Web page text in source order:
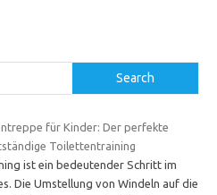
Search
für Kinder: Der perfekte
Toilettentraining
ist ein bedeutender Schritt im
Die Umstellung von Windeln auf die